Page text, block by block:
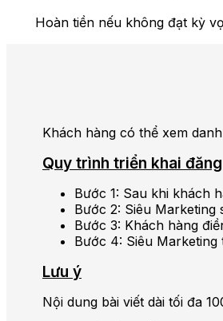
Hoàn tiền nếu không đạt kỳ
Khách hàng có thể xem
Quy trình triển khai
Bước 1: Sau khi khách
Bước 2: Siêu Marketing
Bước 3: Khách hàng
Bước 4: Siêu
Lưu ý
Nội dung bài viết dài tối đa